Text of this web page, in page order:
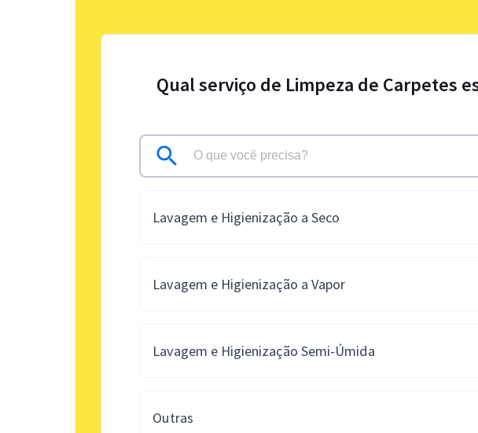
Qual serviço de Limpeza de Carpetes
Lavagem e Higienização a Seco
Lavagem e Higienização a Vapor
Lavagem e Higienização Semi-Úmida
Outras